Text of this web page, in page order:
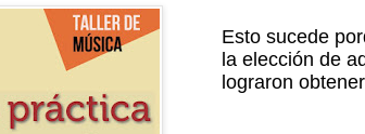
Esto sucede
la elección de
lograron